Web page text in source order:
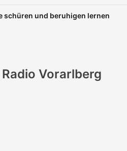
schüren und beruhigen lernen
Vorarlberg